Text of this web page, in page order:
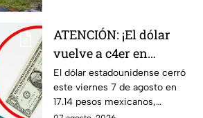
ATENCIÓN: ¡El dólar
vuelve a c4er en
Guanajuato! Esto cuesta
HOY 7 de agosto:
¿conviene comprar?
El dólar estadounidense cerró
este viernes 7 de agosto en
17.14 pesos mexicanos,